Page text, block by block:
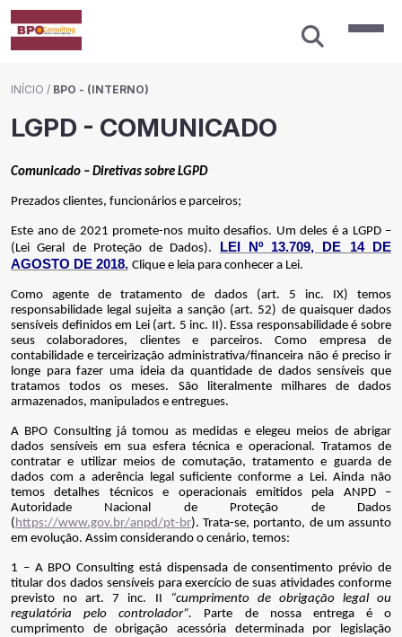
INÍCIO / BPO - (INTERNO)
LGPD - COMUNICADO
Comunicado – Diretivas sobre LGPD
Prezados clientes, funcionários e parceiros;
Este ano de 2021 promete-nos muito desafios. Um deles é a LGPD –
(Lei Geral de Proteção de Dados). LEI Nº 13.709, DE 14 DE
AGOSTO DE 2018. Clique e leia para conhecer a Lei.
Como agente de tratamento de dados (art. 5 inc. IX) temos
responsabilidade legal sujeita a sanção (art. 52) de quaisquer dados
sensíveis definidos em Lei (art. 5 inc. II). Essa responsabilidade é sobre
seus colaboradores, clientes e parceiros. Como empresa de
contabilidade e terceirização administrativa/financeira não é preciso ir
longe para fazer uma ideia da quantidade de dados sensíveis que
tratamos todos os meses. São literalmente milhares de dados
armazenados, manipulados e entregues.
A BPO Consulting já tomou as medidas e elegeu meios de abrigar
dados sensíveis em sua esfera técnica e operacional. Tratamos de
contratar e utilizar meios de comutação, tratamento e guarda de
dados com a aderência legal suficiente conforme a Lei. Ainda não
temos detalhes técnicos e operacionais emitidos pela ANPD –
Autoridade Nacional de Proteção de Dados
(https://www.gov.br/anpd/pt-br). Trata-se, portanto, de um assunto
em evolução. Assim considerando o cenário, temos:
1 – A BPO Consulting está dispensada de consentimento prévio de
titular dos dados sensíveis para exercício de suas atividades conforme
previsto no art. 7 inc. II
“cumprimento de obrigação legal ou
regulatória pelo controlador”. Parte de nossa entrega é o
cumprimento de obrigação acessória determinada por legislação